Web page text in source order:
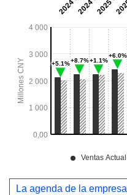
La agenda de la empresa